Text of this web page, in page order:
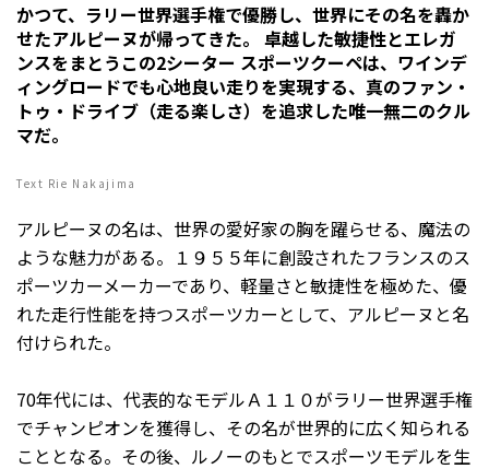
かつて、ラリー世界選手権で優勝し、世界にその名を轟か
せたアルピーヌが帰ってきた。 卓越した敏捷性とエレガ
ンスをまとうこの2シーター スポーツクーペは、ワインデ
ィングロードでも心地良い走りを実現する、真のファン・
トゥ・ドライブ（走る楽しさ）を追求した唯一無二のクル
マだ。
Text Rie Nakajima
アルピーヌの名は、世界の愛好家の胸を躍らせる、魔法の
ような魅力がある。１９５５年に創設されたフランスのス
ポーツカーメーカーであり、軽量さと敏捷性を極めた、優
れた走行性能を持つスポーツカーとして、アルピーヌと名
付けられた。
70年代には、代表的なモデルＡ１１０がラリー世界選手権
でチャンピオンを獲得し、その名が世界的に広く知られる
こととなる。その後、ルノーのもとでスポーツモデルを生